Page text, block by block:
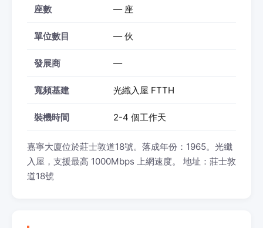
座數 — 座
單位數目 — 伙
發展商 —
寬頻基建 光纖入屋 FTTH
裝機時間 2-4 個工作天
嘉寧大廈位於莊士敦道18號。落成年份：1965。光纖
入屋，支援最高 1000Mbps 上網速度。 地址：莊士敦
道18號